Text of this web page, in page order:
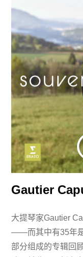
Gautier
大提琴家Gautier
——而其中有35年
部分组成的专辑回